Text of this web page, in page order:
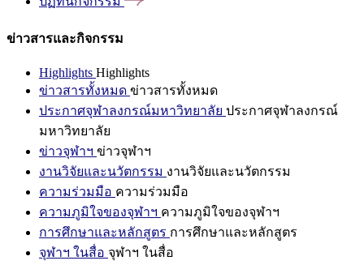
ข่าวสารและกิจกรรม
Highlights Highlights
ข่าวสารทั้งหมด ข่าวสารทั้งหมด
ประกาศจุฬาลงกรณ์มหาวิทยาลัย ประกาศจุฬาลงกรณ์
มหาวิทยาลัย
ข่าวจุฬาฯ ข่าวจุฬาฯ
งานวิจัยและนวัตกรรม งานวิจัยและนวัตกรรม
ความร่วมมือ ความร่วมมือ
ความภูมิใจของจุฬาฯ ความภูมิใจของจุฬาฯ
การศึกษาและหลักสูตร การศึกษาและหลักสูตร
จุฬาฯ ในสื่อ จุฬาฯ ในสื่อ